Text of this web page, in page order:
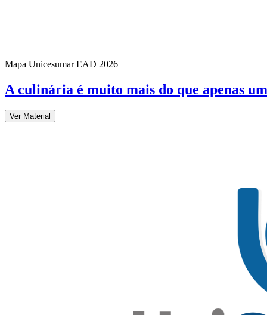
Mapa Unicesumar EAD 2026
A culinária é muito mais do que apenas
Ver Material